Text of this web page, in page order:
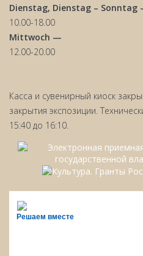
Dienstag, Dienstag – Sonntag
10.00-18.00
Mittwoch —
12.00-20.00
Касса и сувенирный киоск
закрытия экспозиции.
15:40 до 16:10.
Решаем вместе